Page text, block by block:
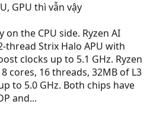
GPU thì vẫn vậy
the CPU side. Ryzen AI
thread Strix Halo APU with
clocks up to 5.1 GHz. Ryzen
cores, 16 threads, 32MB of L3
to 5.0 GHz. Both chips have
and...